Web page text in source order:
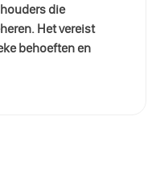
die
Het vereist
behoeften en